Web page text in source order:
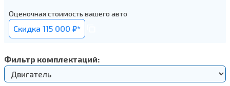
Оценочная стоимость вашего авто
Cкидка 115 000 ₽*
Фильтр комплектаций: